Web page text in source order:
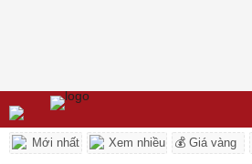
Mới nhất Xem nhiều 💰 Giá vàng